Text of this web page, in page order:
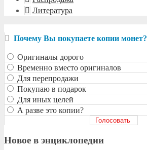
Литература
Почему Вы покупаете копии монет?
Оригиналы дорого
Временно вместо оригиналов
Для перепродажи
Покупаю в подарок
Для иных целей
А разве это копии?
Новое в энциклопедии